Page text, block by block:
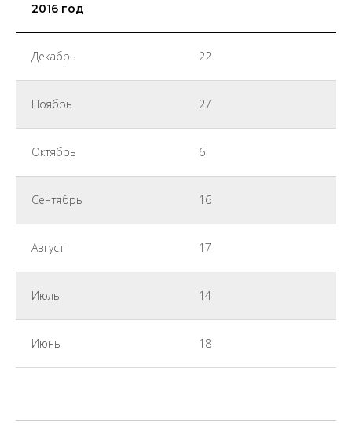
2016 год
Декабрь 22
Ноябрь 27
Октябрь 6
Сентябрь 16
Август 17
Июль 14
Июнь 18